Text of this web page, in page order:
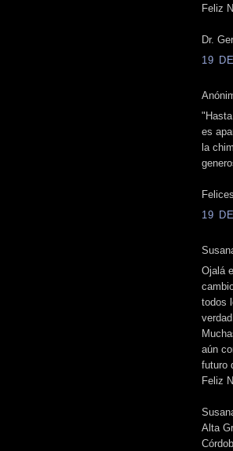
Feliz
Dr.
19
es
la
19
Ojalá
todos
aún
futuro
Feliz
Alta